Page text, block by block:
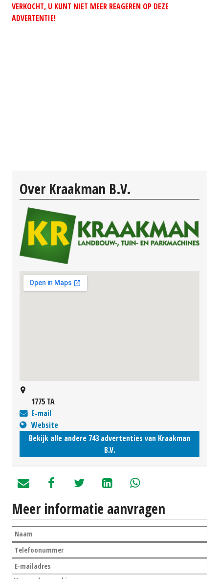
VERKOCHT, U KUNT NIET MEER REAGEREN OP DEZE
ADVERTENTIE!
Over Kraakman B.V.
1775 TA
E-mail
Website
Bekijk alle andere 743 advertenties van Kraakman
B.V.
Meer informatie aanvragen